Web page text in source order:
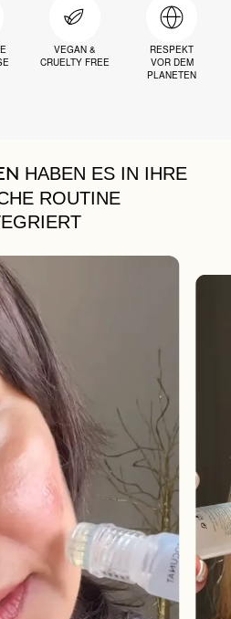
VEGAN &
CRUELTY FREE
RESPEKT
VOR DEM
PLANETEN
HABEN ES IN IHRE
ROUTINE